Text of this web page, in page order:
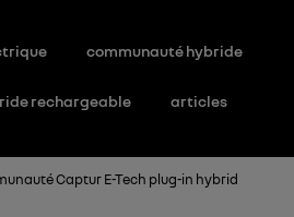
communauté hybride
rechargeable articles
Captur E-Tech plug-in hybrid